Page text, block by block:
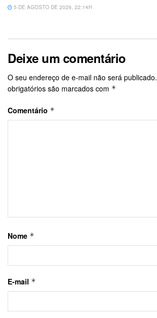
5 DE AGOSTO DE 2026, 22:14H
Deixe um comentário
O seu endereço de e-mail não será publicado.
obrigatórios são marcados com *
Comentário *
Nome *
E-mail *